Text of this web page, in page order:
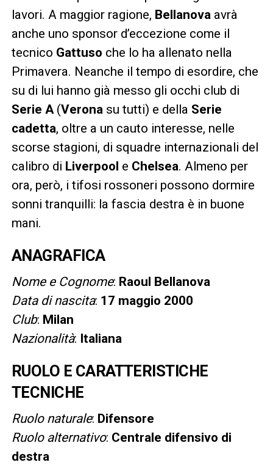
lavori. A maggior ragione, Bellanovaavrà
anche uno sponsor d’eccezione come il
tecnico Gattuso che lo ha allenato nella
Primavera. Neanche il tempo di esordire, che
su di lui hanno già messo gli occhi club di
Serie A(Veronasu tutti) e della Serie
cadetta, oltre a un cauto interesse, nelle
scorse stagioni, di squadre internazionali del
calibro di Liverpool e Chelsea. Almeno per
ora, però, i tifosi rossoneri possono dormire
sonni tranquilli: la fascia destra è in buone
mani.
ANAGRAFICA
Nome e Cognome: Raoul Bellanova
Data di nascita: 17 maggio 2000
Club: Milan
Nazionalità: Italiana
RUOLO E CARATTERISTICHE
TECNICHE
Ruolo naturale: Difensore
Ruolo alternativo: Centrale difensivo di
destra